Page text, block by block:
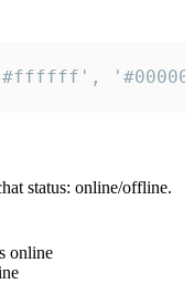
status: online/offline.
online